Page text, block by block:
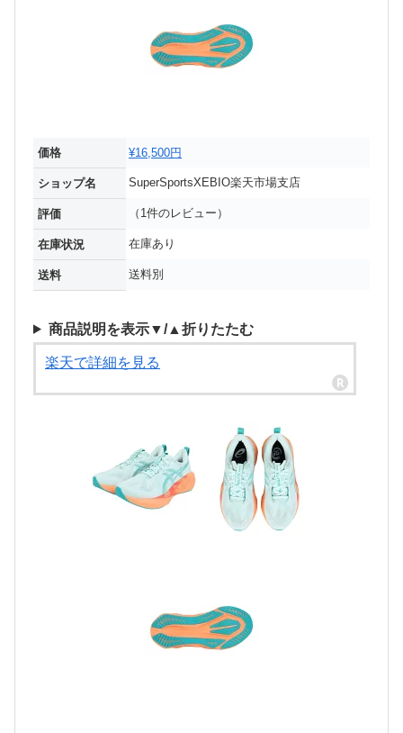
価格 ¥16,500円
ショップ名 SuperSportsXEBIO楽天市場支店
評価 （1件のレビュー）
在庫状況 在庫あり
送料 送料別
商品説明を表示▼/▲折りたたむ
楽天で詳細を見る